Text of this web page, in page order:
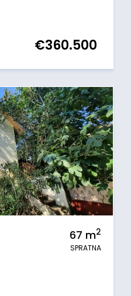
€360.500
67 m2
SPRATNA